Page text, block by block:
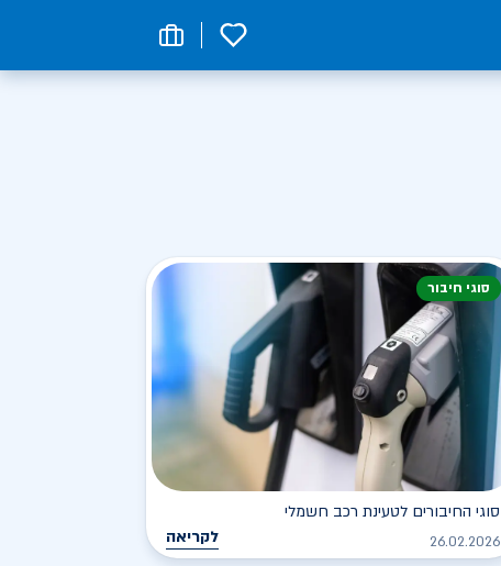
0
סוגי חיבור
סוגי החיבורים לטעינת רכב חשמלי
26.02.2026 לקריאה